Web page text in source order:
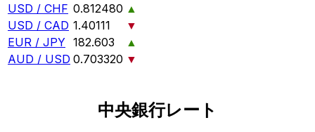
USD / CHF 0.812480 ▲
USD / CAD 1.40111
▼
EUR / JPY 182.603
▲
AUD / USD 0.703320 ▼
中央銀行レート